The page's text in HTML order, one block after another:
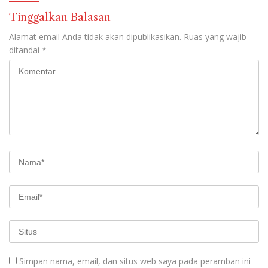
Tinggalkan Balasan
Alamat email Anda tidak akan dipublikasikan. Ruas yang wajib
ditandai *
Simpan nama, email, dan situs web saya pada peramban ini